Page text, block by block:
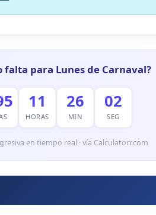
falta para Lunes de Carnaval?
11
HORAS
26
MIN
01
SEG
en tiempo real · vía Calculatorr.com